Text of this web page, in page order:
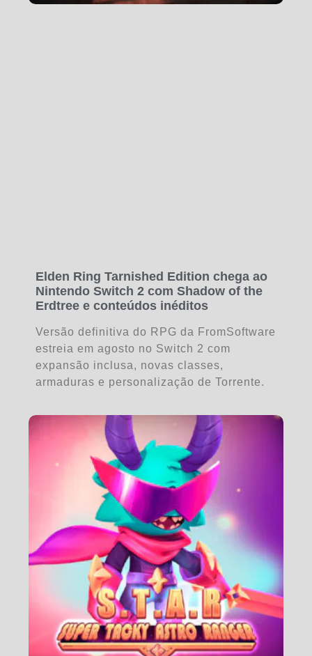
Elden Ring Tarnished Edition chega ao
Nintendo Switch 2 com Shadow of the
Erdtree e conteúdos inéditos
Versão definitiva do RPG da FromSoftware
estreia em agosto no Switch 2 com
expansão inclusa, novas classes,
armaduras e personalização de Torrente.